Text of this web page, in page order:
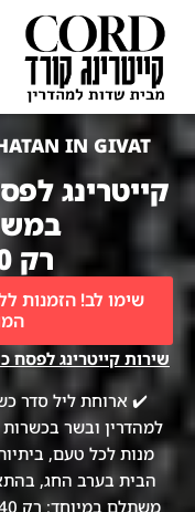
IN GIVAT
קייטרינג לפסח 2026 כשר
רק 140 ₪ למנה!
שימו לב! הזמנות
שירות קייטרינג לפסח כשר
✔️ ארוחת ליל סדר
למהדרין ובשר
מנות לכל טעם,
הבית בערב החג,